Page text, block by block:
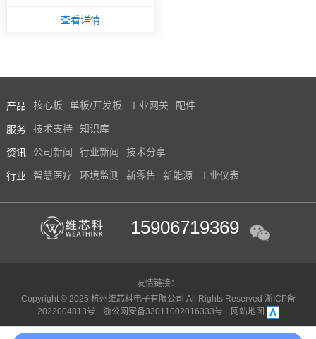
查看详情
产品 核心板 单板/开发板 工业网关 配件
服务 技术支持 知识库
资讯 公司新闻 行业新闻 技术分享
行业 智慧医疗 环境监测 新零售 新能源 工业仪表
15906719369
友情链接：
Copyright © 2025 杭州维芯科电子有限公司 All Rights Reserved 浙ICP备
2022004813号
浙公网安备33011002016333号 网站地图